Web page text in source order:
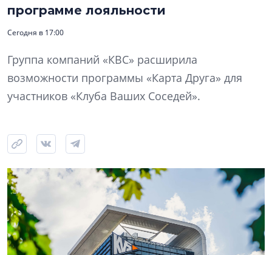
программе лояльности
Сегодня в 17:00
Группа компаний «КВС» расширила
возможности программы «Карта Друга» для
участников «Клуба Ваших Соседей».